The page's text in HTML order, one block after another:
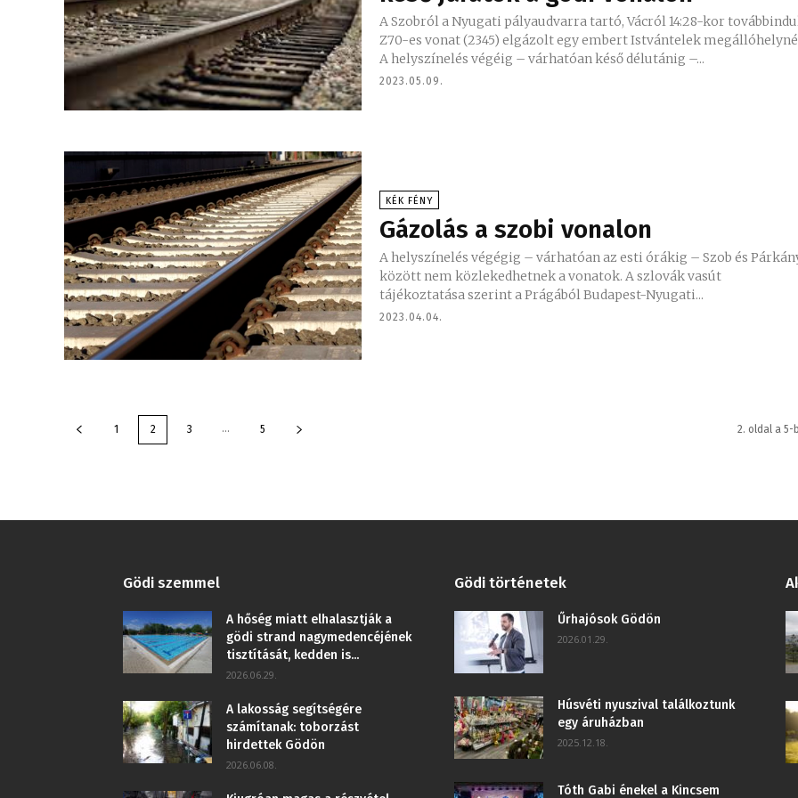
A Szobról a Nyugati pályaudvarra tartó, Vácról 14:28-kor
Z70-es vonat (2345) elgázolt egy embert Istvántelek
A helyszínelés végéig – várhatóan késő délutánig –...
2023.05.09.
KÉK FÉNY
Gázolás a szobi vonalon
A helyszínelés végégig – várhatóan az esti órákig – Szob és
között nem közlekedhetnek a vonatok. A szlovák vasút
tájékoztatása szerint a Prágából Budapest-Nyugati...
2023.04.04.
1 2 3 ... 5 2. oldal a 5-
Gödi szemmel
A hőség miatt elhalasztják a
gödi strand nagymedencéjének
tisztítását, kedden is...
2026.06.29.
A lakosság segítségére
számítanak: toborzást
hirdettek Gödön
2026.06.08.
Gödi történetek
Űrhajósok Gödön
2026.01.29.
Húsvéti nyuszival találkoztunk
egy áruházban
2025.12.18.
Tóth Gabi énekel a Kincsem